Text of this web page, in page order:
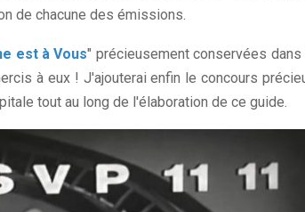
de chacune des émissions.
est à Vous" précieusement conservées dans
à eux ! J'ajouterai enfin le concours
tout au long de l'élaboration de ce guide.